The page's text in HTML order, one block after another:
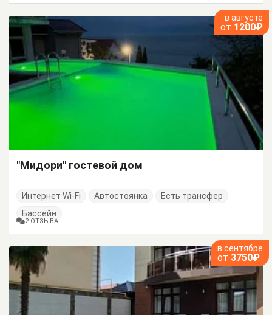
в августе
от 1200₽
"Мидори" гостевой дом
Интернет Wi-Fi Автостоянка
Есть трансфер
Бассейн
2 ОТЗЫВА
в сентябре
от 3750₽